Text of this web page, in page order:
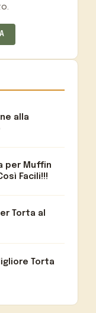
alla
per Muffin
Facili!!!
Torta al
Torta